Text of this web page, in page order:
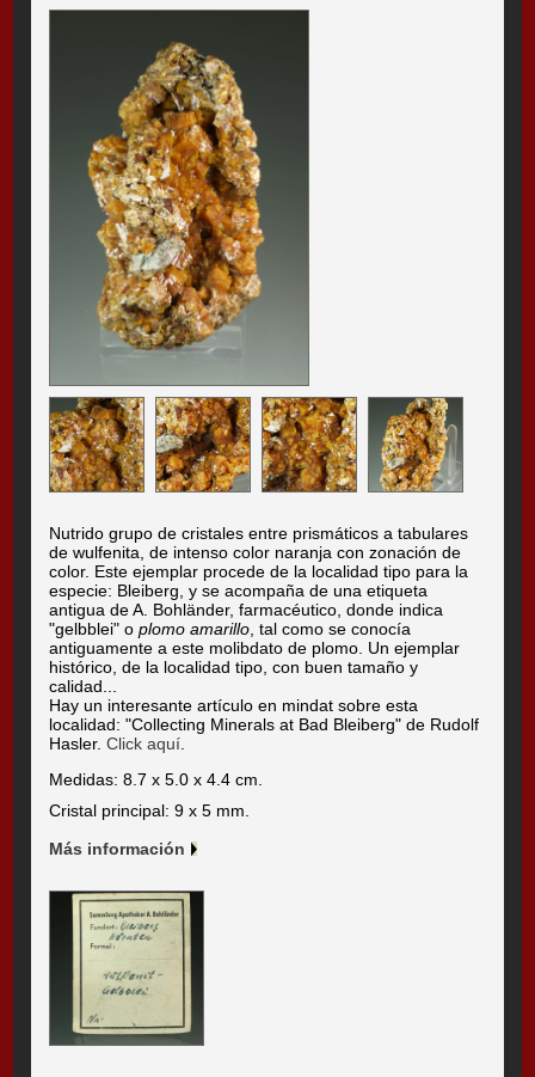
Nutrido grupo de cristales entre prismáticos a tabulares
de wulfenita, de intenso color naranja con zonación de
color. Este ejemplar procede de la localidad tipo para la
especie: Bleiberg, y se acompaña de una etiqueta
antigua de A. Bohländer, farmacéutico, donde indica
"gelbblei" oplomo amarillo , tal como se conocía
antiguamente a este molibdato de plomo. Un ejemplar
histórico, de la localidad tipo, con buen tamaño y
calidad...
Hay un interesante artículo en mindat sobre esta
localidad: "Collecting Minerals at Bad Bleiberg" de Rudolf
Hasler.Click aquí
Medidas: 8.7 x 5.0 x 4.4 cm.
Cristal principal: 9 x 5 mm.
Más información